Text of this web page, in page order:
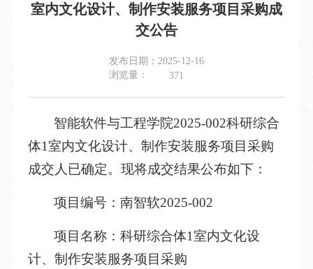
室内文化设计、制作安装服务项目采购成
交公告
发布日期：2025-12-16
浏览量：
371
智能软件与工程学院2025-002科研综合
体1室内文化设计、制作安装服务项目采购
成交人已确定。现将成交结果公布如下：
项目编号：南智软2025-002
项目名称：科研综合体1室内文化设
计、制作安装服务项目采购